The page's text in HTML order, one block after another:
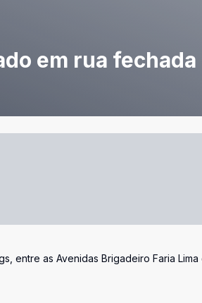
em rua fechada
entre as Avenidas Brigadeiro Faria